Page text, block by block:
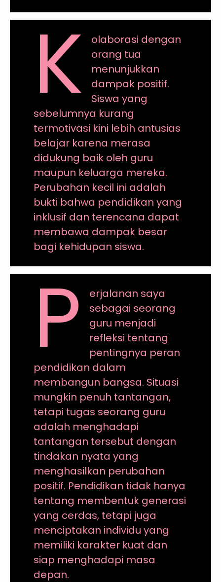
K
olaborasi dengan
orang tua
menunjukkan
dampak positif.
Siswa yang
sebelumnya kurang
termotivasi kini lebih antusias
belajar karena merasa
didukung baik oleh guru
maupun keluarga mereka.
Perubahan kecil ini adalah
bukti bahwa pendidikan yang
inklusif dan terencana dapat
membawa dampak besar
bagi kehidupan siswa.
P
erjalanan saya
sebagai seorang
guru menjadi
refleksi tentang
pentingnya peran
pendidikan dalam
membangun bangsa. Situasi
mungkin penuh tantangan,
tetapi tugas seorang guru
adalah menghadapi
tantangan tersebut dengan
tindakan nyata yang
menghasilkan perubahan
positif. Pendidikan tidak hanya
tentang membentuk generasi
yang cerdas, tetapi juga
menciptakan individu yang
memiliki karakter kuat dan
siap menghadapi masa
depan.